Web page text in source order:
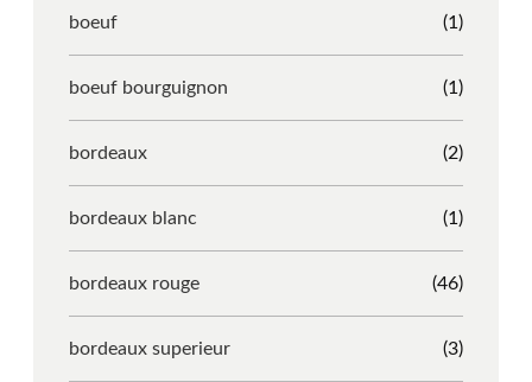
boeuf (1)
boeuf bourguignon (1)
bordeaux (2)
bordeaux blanc (1)
bordeaux rouge (46)
bordeaux superieur (3)